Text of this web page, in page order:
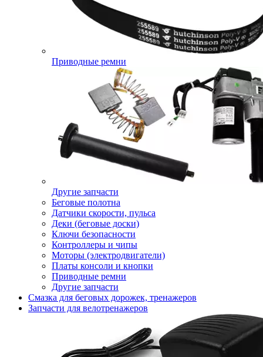
Приводные ремни
Другие запчасти
Беговые полотна
Датчики скорости, пульса
Деки (беговые доски)
Ключи безопасности
Контроллеры и чипы
Моторы (электродвигатели)
Платы консоли и кнопки
Приводные ремни
Другие запчасти
Смазка для беговых дорожек, тренажеров
Запчасти для велотренажеров